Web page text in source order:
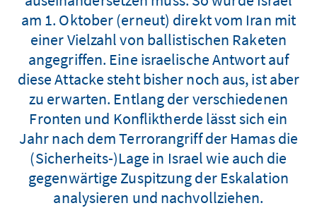
am 1. Oktober (erneut) direkt vom Iran mit
einer Vielzahl von ballistischen Raketen
angegriffen. Eine israelische Antwort auf
diese Attacke steht bisher noch aus, ist aber
zu erwarten. Entlang der verschiedenen
Fronten und Konfliktherde lässt sich ein
Jahr nach dem Terrorangriff der Hamas die
(Sicherheits-)Lage in Israel wie auch die
gegenwärtige Zuspitzung der Eskalation
analysieren und nachvollziehen.